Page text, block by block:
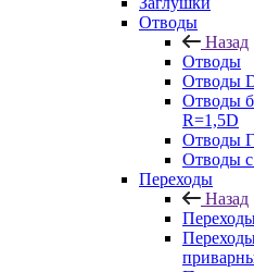
Отводы
Назад
Отводы
Отводы
Отводы
R=1,5D
Отводы
Отводы
Переходы
Назад